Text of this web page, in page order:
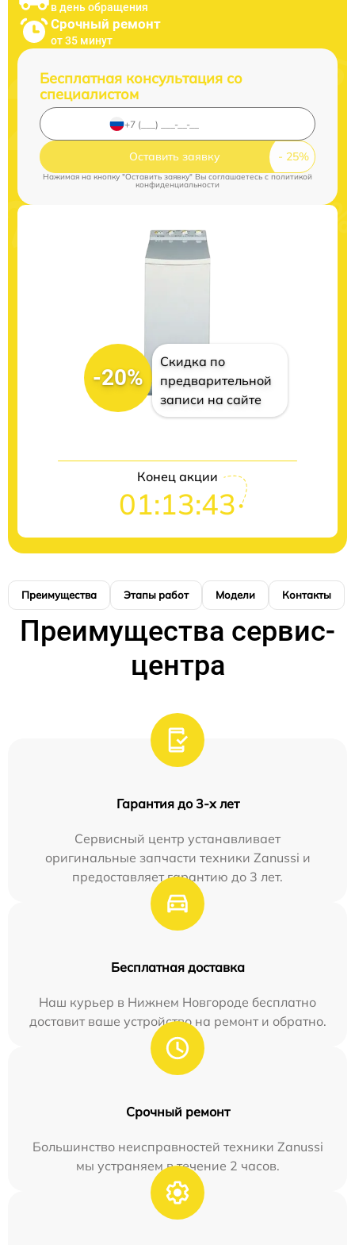
в день обращения
Срочный ремонт
от 35 минут
Бесплатная консультация со
специалистом
Оставить заявку
Нажимая на кнопку "Оставить заявку" Вы соглашаетесь cполитикой
конфиденциальности
-20%
Скидка по
предварительной
записи на сайте
Конец акции
01:13:42
Преимущества Этапы работ Модели Контакты
Преимущества сервис-
центра
Гарантия до 3-х лет
Сервисный центр устанавливает
оригинальные запчасти техники Zanussi и
предоставляет гарантию до 3 лет.
Бесплатная доставка
Наш курьер в Нижнем Новгороде бесплатно
доставит ваше устройство на ремонт и обратно.
Срочный ремонт
Большинство неисправностей техники Zanussi
мы устраняем в течение 2 часов.